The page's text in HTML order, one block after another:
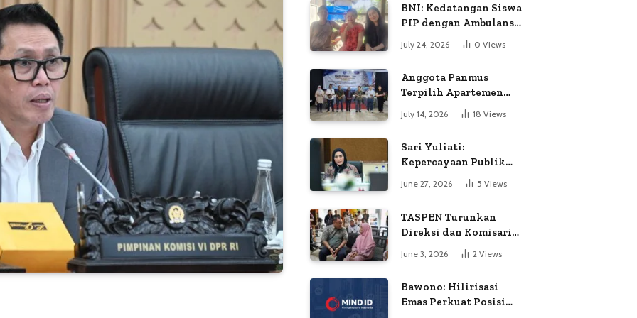
BNI: Kedatangan Siswa
PIP dengan Ambulans
Permintaan Petugas
July 24, 2026 0 Views
Anggota Panmus
Terpilih Apartemen
Gardenia Boulevard
Soroti Dugaan
July 14, 2026 18 Views
Sari Yuliati:
Kepercayaan Publik
Adalah Modal Terbesar
Polri
June 27, 2026 5 Views
TASPEN Turunkan
Direksi dan Komisaris
untuk Awasi
Penyaluran Gaji Ke-13
June 3, 2026 2 Views
Bawono: Hilirisasi
Emas Perkuat Posisi